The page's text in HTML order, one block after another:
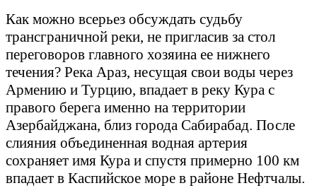
Как можно всерьез обсуждать судьбу
трансграничной реки, не пригласив за стол
переговоров главного хозяина ее нижнего
течения? Река Араз, несущая свои воды через
Армению и Турцию, впадает в реку Кура с
правого берега именно на территории
Азербайджана, близ города Сабирабад. После
слияния объединенная водная артерия
сохраняет имя Кура и спустя примерно 100 км
впадает в Каспийское море в районе Нефтчалы.